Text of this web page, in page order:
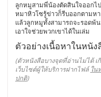
ลูกหมูสามพี่น้องตัดสินใจออกไ
หมาหิวโซรู้ข่าวก็รีบออกตามห
แล้วลูกหมูทั้งสามารถจะรอดพ้
เอาใจช่วยพวกเขาได้ในเล่ม
ตัวอย่างเนื้อหาในหนัง
(ตัวหนังสือบางจุดที่อ่านไม่ได้
เว็บไซต์ผู้ให้บริการฝากไฟล์ ใน
ปกติ)